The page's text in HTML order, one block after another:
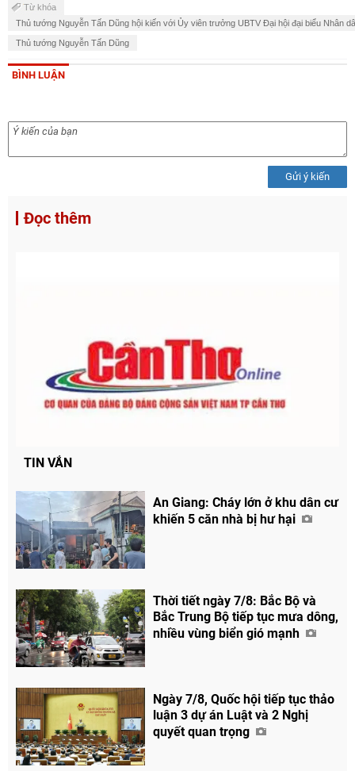
Từ khóa
Thủ tướng Nguyễn Tấn Dũng hội kiến với Ủy viên trưởng UBTV Đại hội đại biểu Nhân
Thủ tướng Nguyễn Tấn Dũng
BÌNH LUẬN
Gửi ý kiến
Đọc thêm
TIN VẮN
An Giang: Cháy lớn ở khu dân cư
khiến 5 căn nhà bị hư hại
Thời tiết ngày 7/8: Bắc Bộ và
Bắc Trung Bộ tiếp tục mưa dông,
nhiều vùng biển gió mạnh
Ngày 7/8, Quốc hội tiếp tục thảo
luận 3 dự án Luật và 2 Nghị
quyết quan trọng